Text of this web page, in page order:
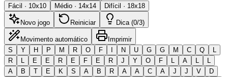
Fácil · 10x10 Médio · 14x14 Difícil · 18x18
Novo jogo Reiniciar Dica (0/3)
Movimento automático
Imprimir
S
Y H P M R O F I N U G G M C Q
L
R
L E E R E F E R J Y O F L A L
L
A
B T E K S A B R A A C A J J V
D